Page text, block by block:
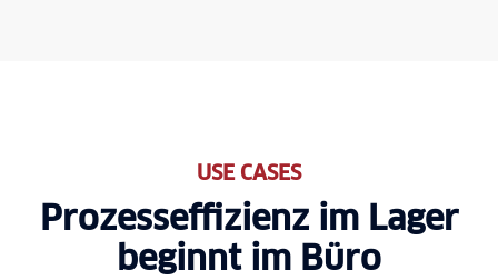
USE CASES
Prozess­effizienz im Lager
beginnt im Büro